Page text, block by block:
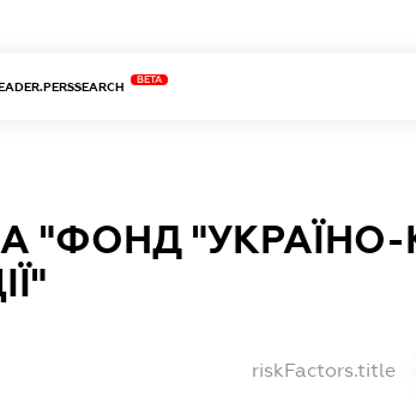
BETA
"ФОНД "УКРАЇНО-
riskFactors.title